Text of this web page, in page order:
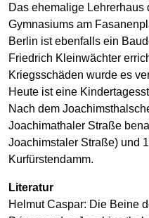
Das ehemalige Lehrerhaus
Gymnasiums am
Berlin ist ebenfalls ein
Friedrich Kleinwächter
Kriegsschäden wurde es
Heute ist eine
Nach dem
Joachimathaler Straße
Joachimstaler Straße) und
Kurfürstendamm.
Literatur
Helmut Caspar: Die Beine